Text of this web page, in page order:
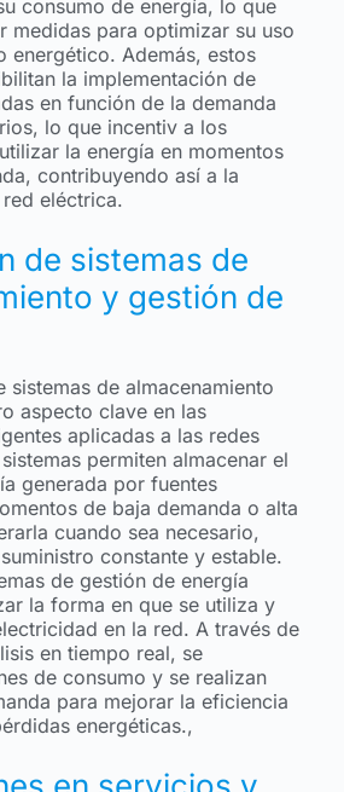
consumo de energía, lo que
medidas para optimizar su uso
energético. Además, estos
la implementación de
en función de la demanda
lo que incentiv a los
la energía en momentos
contribuyendo así a la
eléctrica.
de sistemas de
y gestión de
sistemas de almacenamiento
aspecto clave en las
aplicadas a las redes
permiten almacenar el
generada por fuentes
de baja demanda o alta
cuando sea necesario,
constante y estable.
de gestión de energía
la forma en que se utiliza y
en la red. A través de
en tiempo real, se
de consumo y se realizan
para mejorar la eficiencia
energéticas.,